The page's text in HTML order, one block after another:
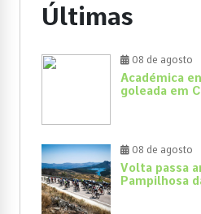
Últimas
08 de agosto
Académica
goleada em
08 de agosto
Volta passa
Pampilhosa